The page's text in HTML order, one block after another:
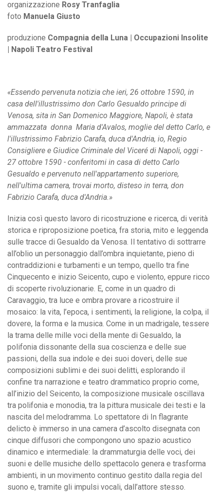
organizzazione Rosy Tranfaglia
foto Manuela Giusto
produzione Compagnia della Luna | Occupazioni Insolite
| Napoli Teatro Festival
«Essendo pervenuta notizia che ieri, 26 ottobre 1590, in
casa dell'illustrissimo don Carlo Gesualdo principe di
Venosa, sita in San Domenico Maggiore, Napoli, è stata
ammazzata donna Maria d'Avalos, moglie del detto Carlo, e
l'illustrissimo Fabrizio Carafa, duca d'Andria, io, Regio
Consigliere e Giudice Criminale del Viceré di Napoli, oggi -
27 ottobre 1590 - conferitomi in casa di detto Carlo
Gesualdo e pervenuto nell'appartamento superiore,
nell'ultima camera, trovai morto, disteso in terra, don
Fabrizio Carafa, duca d'Andria.»
Inizia così questo lavoro di ricostruzione e ricerca, di verità
storica e riproposizione poetica, fra storia, mito e leggenda
sulle tracce di Gesualdo da Venosa. Il tentativo di sottrarre
all’oblio un personaggio dall’ombra inquietante, pieno di
contraddizioni e turbamenti e un tempo, quello tra fine
Cinquecento e inizio Seicento, cupo e violento, eppure ricco
di scoperte rivoluzionarie. E, come in un quadro di
Caravaggio, tra luce e ombra provare a ricostruire il
mosaico: la vita, l’epoca, i sentimenti, la religione, la colpa, il
dovere, la forma e la musica. Come in un madrigale, tessere
la trama delle mille voci della mente di Gesualdo, la
polifonia dissonante della sua coscienza e delle sue
passioni, della sua indole e dei suoi doveri, delle sue
composizioni sublimi e dei suoi delitti, esplorando il
confine tra narrazione e teatro drammatico proprio come,
all’inizio del Seicento, la composizione musicale oscillava
tra polifonia e monodia, tra la pittura musicale dei testi e la
nascita del melodramma. Lo spettatore di In flagrante
delicto è immerso in una camera d’ascolto disegnata con
cinque diffusori che compongono uno spazio acustico
dinamico e intermediale: la drammaturgia delle voci, dei
suoni e delle musiche dello spettacolo genera e trasforma
ambienti, in un movimento continuo gestito dalla regia del
suono e, tramite gli impulsi vocali, dall’attore stesso.